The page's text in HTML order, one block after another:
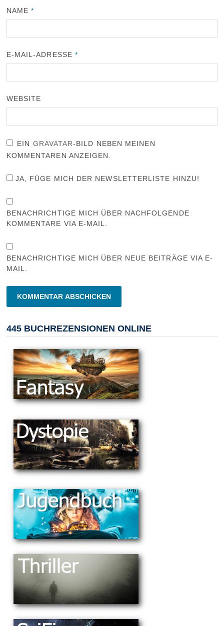
NAME*
E-MAIL-ADRESSE *
WEBSITE
EIN GRAVATAR-BILD NEBEN MEINEN
KOMMENTAREN ANZEIGEN.
JA, FÜGE MICH DER NEWSLETTERLISTE HINZU!
BENACHRICHTIGE MICH ÜBER NACHFOLGENDE
KOMMENTARE VIA E-MAIL.
BENACHRICHTIGE MICH ÜBER NEUE BEITRÄGE VIA E-
MAIL.
445 BUCHREZENSIONEN ONLINE